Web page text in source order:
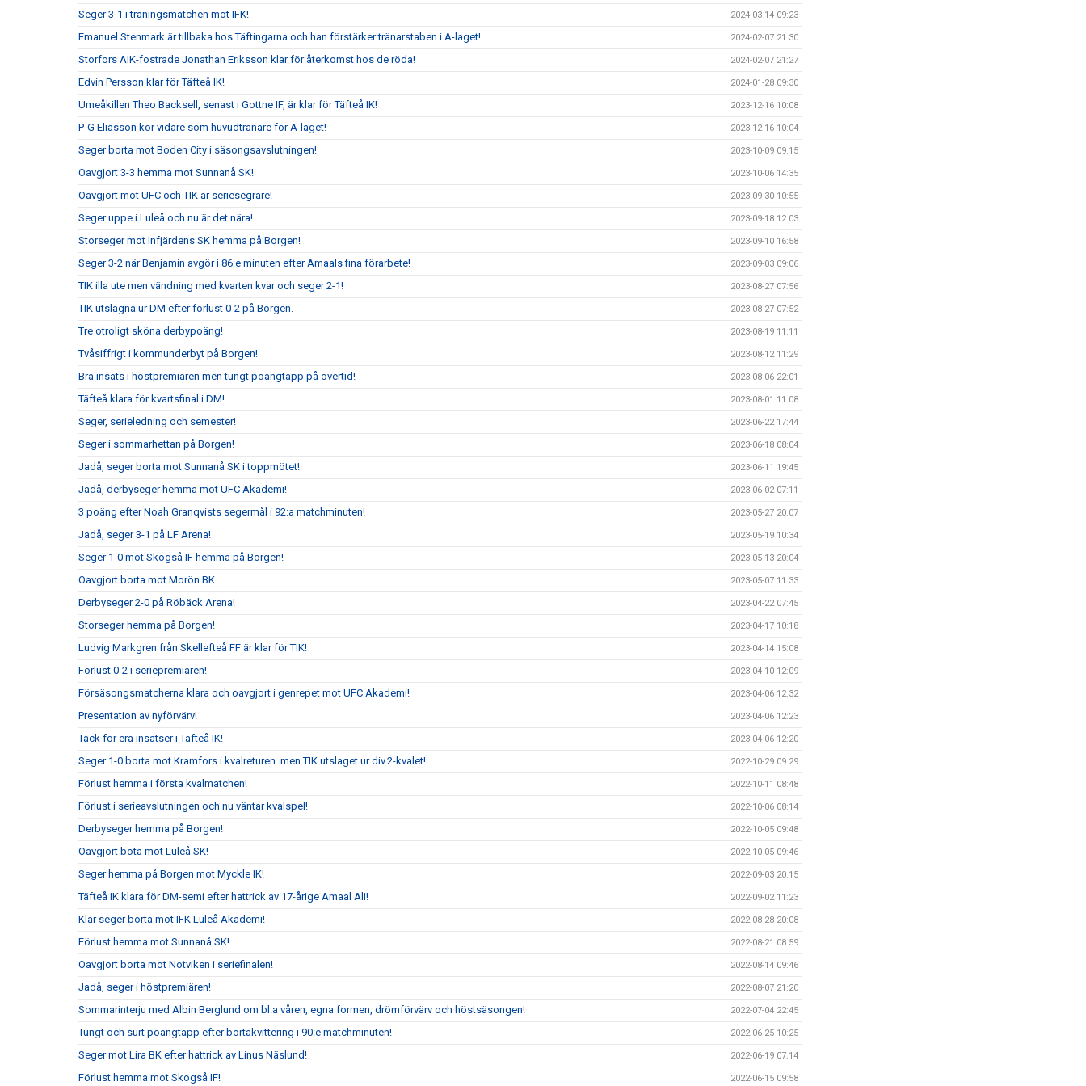
Seger 3-1 i träningsmatchen mot IFK! 2024-03-14 09:23
Emanuel Stenmark är tillbaka hos Täftingarna och han förstärker tränarstaben i A-laget! 2024-02-07 21:30
Storfors AIK-fostrade Jonathan Eriksson klar för återkomst hos de röda! 2024-02-07 21:27
Edvin Persson klar för Täfteå IK! 2024-01-28 09:30
Umeåkillen Theo Backsell, senast i Gottne IF, är klar för Täfteå IK! 2023-12-16 10:08
P-G Eliasson kör vidare som huvudtränare för A-laget! 2023-12-16 10:04
Seger borta mot Boden City i säsongsavslutningen! 2023-10-09 09:15
Oavgjort 3-3 hemma mot Sunnanå SK! 2023-10-06 14:35
Oavgjort mot UFC och TIK är seriesegrare! 2023-09-30 10:55
Seger uppe i Luleå och nu är det nära! 2023-09-18 12:03
Storseger mot Infjärdens SK hemma på Borgen! 2023-09-10 16:58
Seger 3-2 när Benjamin avgör i 86:e minuten efter Amaals fina förarbete! 2023-09-03 09:06
TIK illa ute men vändning med kvarten kvar och seger 2-1! 2023-08-27 07:56
TIK utslagna ur DM efter förlust 0-2 på Borgen. 2023-08-27 07:52
Tre otroligt sköna derbypoäng! 2023-08-19 11:11
Tvåsiffrigt i kommunderbyt på Borgen! 2023-08-12 11:29
Bra insats i höstpremiären men tungt poängtapp på övertid! 2023-08-06 22:01
Täfteå klara för kvartsfinal i DM! 2023-08-01 11:08
Seger, serieledning och semester! 2023-06-22 17:44
Seger i sommarhettan på Borgen! 2023-06-18 08:04
Jadå, seger borta mot Sunnanå SK i toppmötet! 2023-06-11 19:45
Jadå, derbyseger hemma mot UFC Akademi! 2023-06-02 07:11
3 poäng efter Noah Granqvists segermål i 92:a matchminuten! 2023-05-27 20:07
Jadå, seger 3-1 på LF Arena! 2023-05-19 10:34
Seger 1-0 mot Skogså IF hemma på Borgen! 2023-05-13 20:04
Oavgjort borta mot Morön BK 2023-05-07 11:33
Derbyseger 2-0 på Röbäck Arena! 2023-04-22 07:45
Storseger hemma på Borgen! 2023-04-17 10:18
Ludvig Markgren från Skellefteå FF är klar för TIK! 2023-04-14 15:08
Förlust 0-2 i seriepremiären! 2023-04-10 12:09
Försäsongsmatcherna klara och oavgjort i genrepet mot UFC Akademi! 2023-04-06 12:32
Presentation av nyförvärv! 2023-04-06 12:23
Tack för era insatser i Täfteå IK! 2023-04-06 12:20
Seger 1-0 borta mot Kramfors i kvalreturen men TIK utslaget ur div.2-kvalet! 2022-10-29 09:29
Förlust hemma i första kvalmatchen! 2022-10-11 08:48
Förlust i serieavslutningen och nu väntar kvalspel! 2022-10-06 08:14
Derbyseger hemma på Borgen! 2022-10-05 09:48
Oavgjort bota mot Luleå SK! 2022-10-05 09:46
Seger hemma på Borgen mot Myckle IK! 2022-09-03 20:15
Täfteå IK klara för DM-semi efter hattrick av 17-årige Amaal Ali! 2022-09-02 11:23
Klar seger borta mot IFK Luleå Akademi! 2022-08-28 20:08
Förlust hemma mot Sunnanå SK! 2022-08-21 08:59
Oavgjort borta mot Notviken i seriefinalen! 2022-08-14 09:46
Jadå, seger i höstpremiären! 2022-08-07 21:20
Sommarinterju med Albin Berglund om bl.a våren, egna formen, drömförvärv och höstsäsongen! 2022-07-04 22:45
Tungt och surt poängtapp efter bortakvittering i 90:e matchminuten! 2022-06-25 10:25
Seger mot Lira BK efter hattrick av Linus Näslund! 2022-06-19 07:14
Förlust hemma mot Skogså IF! 2022-06-15 09:58